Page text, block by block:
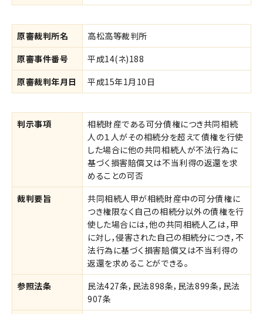
原審裁判所名
高松高等裁判所
原審事件番号
平成14(ネ)188
原審裁判年月日
平成15年1月10日
判示事項
相続財産である可分債権につき共同相続
人の１人がその相続分を超えて債権を行使
した場合に他の共同相続人が不法行為に
基づく損害賠償又は不当利得の返還を求
めることの可否
裁判要旨
共同相続人甲が相続財産中の可分債権に
つき権限なく自己の相続分以外の債権を行
使した場合には，他の共同相続人乙は，甲
に対し，侵害された自己の相続分につき，不
法行為に基づく損害賠償又は不当利得の
返還を求めることができる。
参照法条
民法427条，民法898条，民法899条，民法
907条